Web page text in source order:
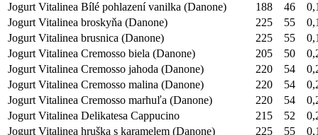
Jogurt Vitalinea Bílé pohlazení vanilka (Danone)
188 46
Jogurt Vitalinea broskyňa (Danone)
225 55
Jogurt Vitalinea brusnica (Danone)
225 55
Jogurt Vitalinea Cremosso biela (Danone)
205 50
Jogurt Vitalinea Cremosso jahoda (Danone)
220 54
Jogurt Vitalinea Cremosso malina (Danone)
220 54
Jogurt Vitalinea Cremosso marhuľa (Danone)
220 54
Jogurt Vitalinea Delikatesa Cappucino
215 52
Jogurt Vitalinea hruška s karamelem (Danone)
225 55